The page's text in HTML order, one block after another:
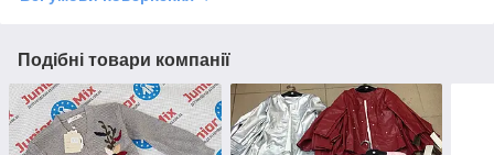
Подібні товари компанії